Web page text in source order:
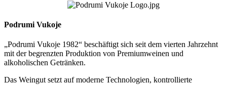
Podrumi Vukoje
„Podrumi Vukoje 1982“ beschäftigt sich seit dem vierten Jahrzehnt
mit der begrenzten Produktion von Premiumweinen und
alkoholischen Getränken.
Das Weingut setzt auf moderne Technologien, kontrollierte